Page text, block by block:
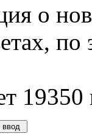
о
по
19350